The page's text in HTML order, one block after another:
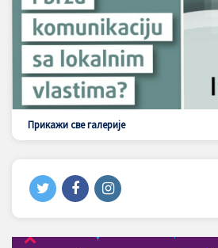
Прикажи све галерије